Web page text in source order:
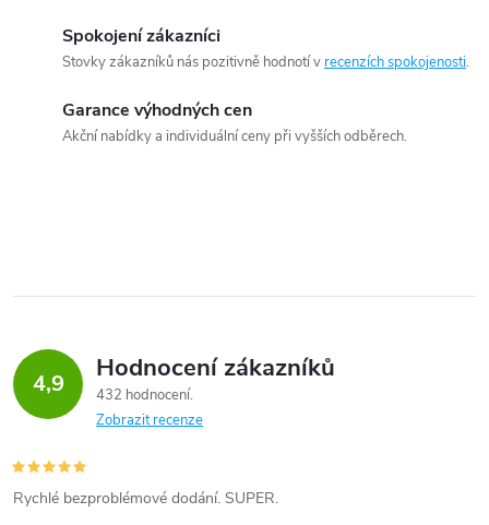
Spokojení zákazníci
Stovky zákazníků nás pozitivně hodnotí v recenzích spokojenosti.
Garance výhodných cen
Akční nabídky a individuální ceny při vyšších odběrech.
4,9 Hodnocení zákazníků
432 hodnocení
Zobrazit recenze
Rychlé bezproblémové dodání. SUPER.